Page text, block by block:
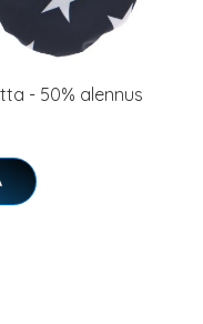
- 50% alennus